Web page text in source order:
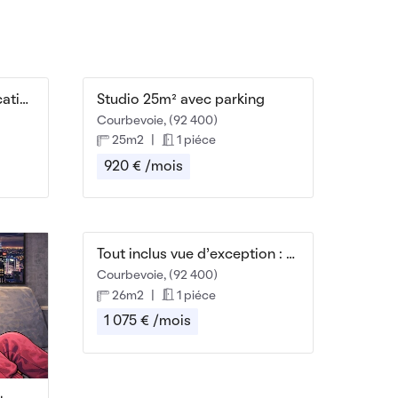
Belle chambre dans colocation 100 m² Courbevoie Studio 25m² avec parking
Courbevoie, (92 400)
25m2
1 piéce
920 € /mois
Tout inclus vue d’exception : T1 meublé La Défense
Courbevoie, (92 400)
26m2
1 piéce
1 075 € /mois